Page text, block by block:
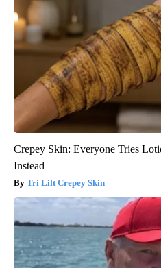
Crepey Skin: Everyone Tries
Instead
Tri Lift Crepey Skin